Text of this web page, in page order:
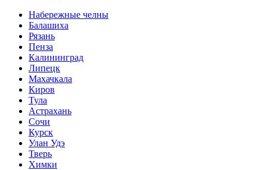
Набережные челны
Балашиха
Рязань
Пенза
Калининград
Липецк
Махачкала
Киров
Тула
Астрахань
Сочи
Курск
Улан Удэ
Тверь
Химки